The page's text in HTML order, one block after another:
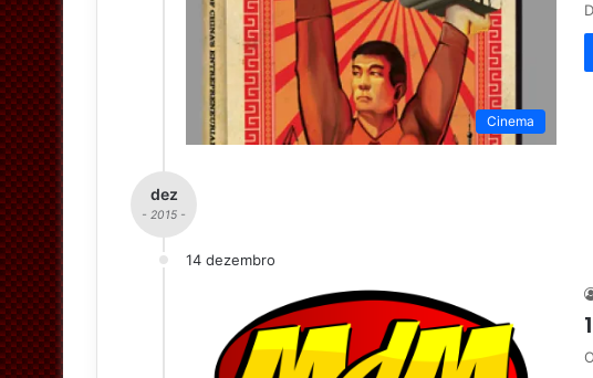
Cinema
dez
- 2015 -
14 dezembro